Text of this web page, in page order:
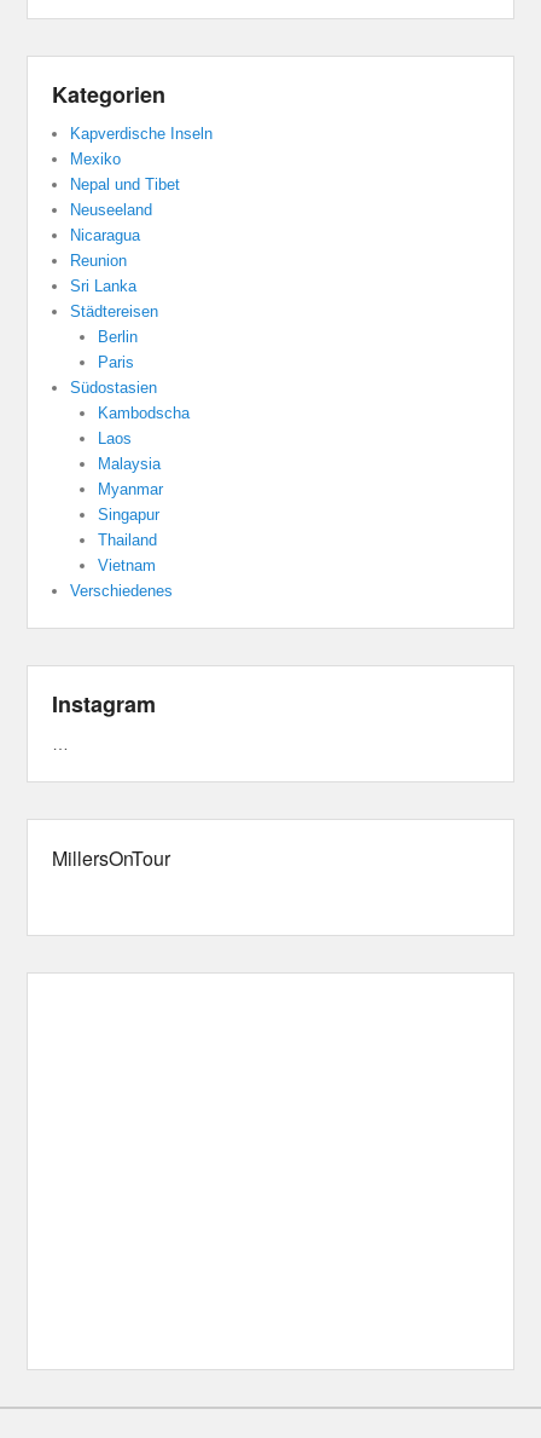
Kategorien
Kapverdische Inseln
Mexiko
Nepal und Tibet
Neuseeland
Nicaragua
Reunion
Sri Lanka
Städtereisen
Berlin
Paris
Südostasien
Kambodscha
Laos
Malaysia
Myanmar
Singapur
Thailand
Vietnam
Verschiedenes
Instagram
MillersOnTour